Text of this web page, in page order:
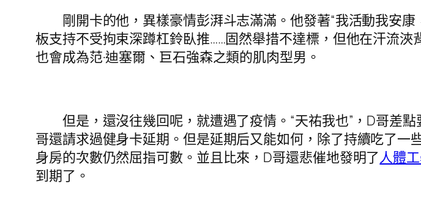
剛開卡的他，異樣豪情彭湃斗志滿滿。他發著“我活動我安康
板支持不受拘束深蹲杠鈴臥推……固然舉措不達標，但他在汗流浹
也會成為范·迪塞爾、巨石強森之類的肌肉型男。
但是，還沒往幾回呢，就遭遇了疫情。“天祐我也”，D哥差點
哥還請求過健身卡延期。但是延期后又能如何，除了持續吃了
身房的次數仍然屈指可數。並且比來，D哥還悲催地發明了人體
到期了。